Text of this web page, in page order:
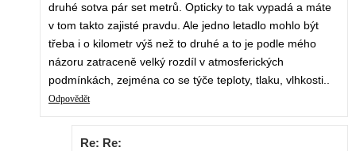
druhé sotva pár set metrů. Opticky to tak vypadá a máte
v tom takto zajisté pravdu. Ale jedno letadlo mohlo být
třeba i o kilometr výš než to druhé a to je podle mého
názoru zatraceně velký rozdíl v atmosferických
podmínkách, zejména co se týče teploty, tlaku, vlhkosti..
Odpovědět
Re: Re: